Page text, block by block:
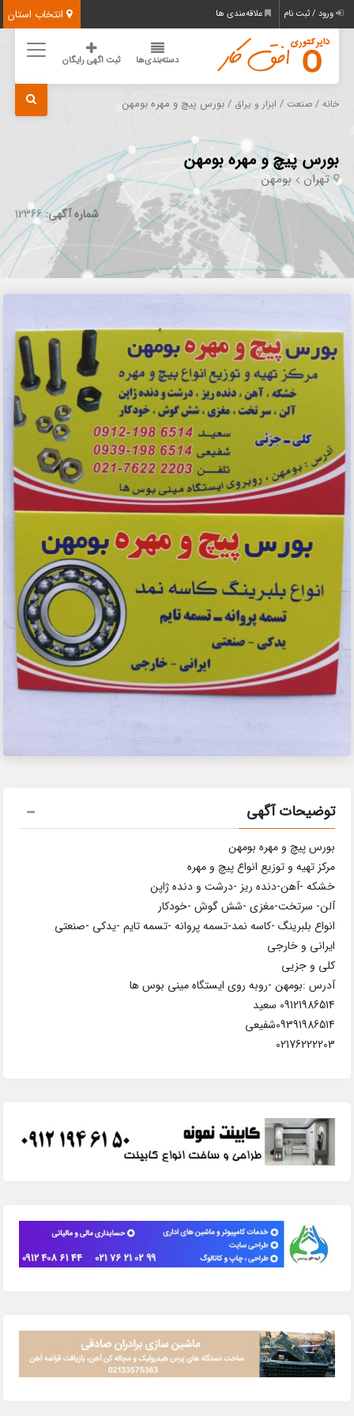
انتخاب استان ورود / ثبت نام علاقه‌مندی ها
دسته‌بندی‌ها ثبت اگهی رایگان
خانه /صنعت / ابزار و یراق / بورس پیچ و مهره بومهن
بورس پیچ و مهره بومهن
تهران بومهن
شماره آگهی:12366
توضیحات آگهی
بورس پیچ و مهره بومهن
مرکز تهیه و توزیع انواع پیچ و مهره
خشکه -آهن-دنده ریز -درشت و دنده ژاپن
آلن- سرتخت-مغزی -شش گوش -خودکار
انواع بلبرینگ -کاسه نمد-تسمه پروانه -تسمه تایم -یدکی -صنعتی
ایرانی و خارجی
کلی و جزیی
آدرس :بومهن -روبه روی ایستگاه مینی بوس ها
09121986514 سعید
09391986514شفیعی
02176222203